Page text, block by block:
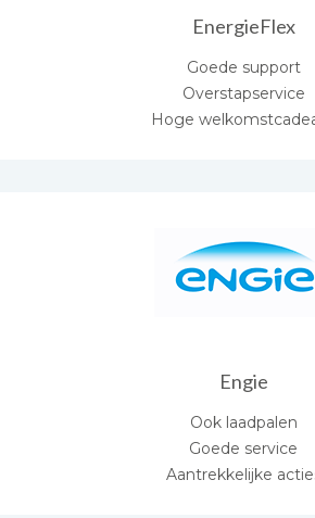
EnergieFlex
Goede support
Overstapservice
Hoge
Engie
Ook laadpalen
Goede service
Aantrekkelijke